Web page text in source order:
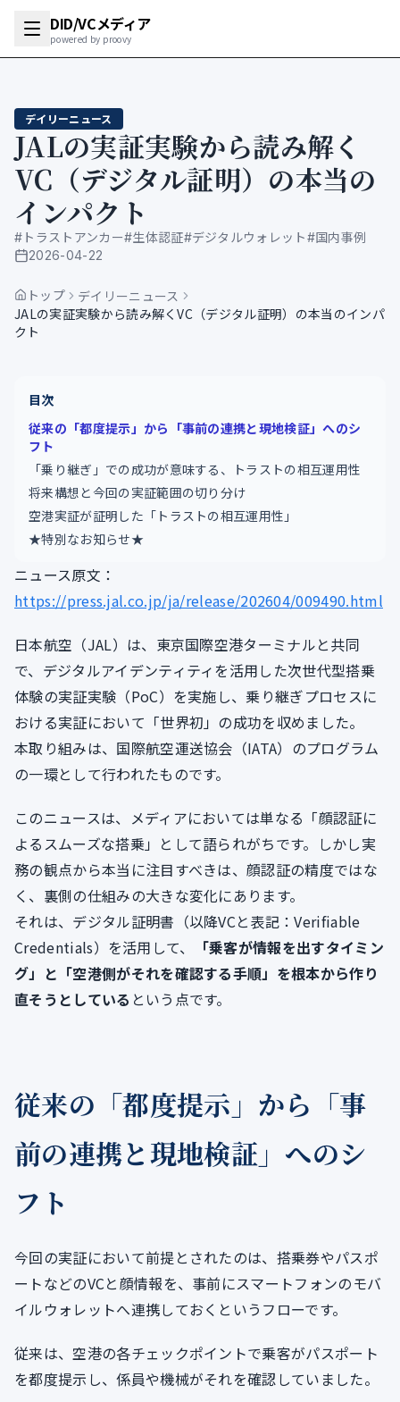
DID/VCメディア
powered by proovy
デイリーニュース
JALの実証実験から読み解く
VC（デジタル証明）の本当の
インパクト
# トラストアンカー#生体認証#デジタルウォレット#国内事例
公開日
2026-04-22
トップ
デイリーニュース
JALの実証実験から読み解くVC（デジタル証明）の本当のインパ
クト
目次
従来の「都度提示」から「事前の連携と現地検証」へのシ
フト
「乗り継ぎ」での成功が意味する、トラストの相互運用性
将来構想と今回の実証範囲の切り分け
空港実証が証明した「トラストの相互運用性」
★特別なお知らせ★
ニュース原文：
https://press.jal.co.jp/ja/release/202604/009490.html
日本航空（JAL）は、東京国際空港ターミナルと共同
で、デジタルアイデンティティを活用した次世代型搭乗
体験の実証実験（PoC）を実施し、乗り継ぎプロセスに
おける実証において「世界初」の成功を収めました。
本取り組みは、国際航空運送協会（IATA）のプログラム
の一環として行われたものです。
このニュースは、メディアにおいては単なる「顔認証に
よるスムーズな搭乗」として語られがちです。しかし実
務の観点から本当に注目すべきは、顔認証の精度ではな
く、裏側の仕組みの大きな変化にあります。
それは、デジタル証明書（以降VCと表記：Verifiable
Credentials）を活用して、
「乗客が情報を出すタイミン
グ」と「空港側がそれを確認する手順」を根本から作り
直そうとしている という点です。
従来の「都度提示」から「事
前の連携と現地検証」へのシ
フト
今回の実証において前提とされたのは、搭乗券やパスポ
ートなどのVCと顔情報を、事前にスマートフォンのモバ
イルウォレットへ連携しておくというフローです。
従来は、空港の各チェックポイントで乗客がパスポート
を都度提示し、係員や機械がそれを確認していました。